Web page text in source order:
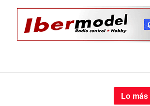
Lo más